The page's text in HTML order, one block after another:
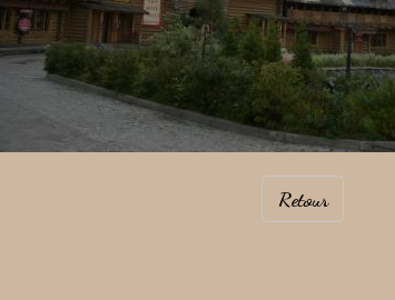
Retour